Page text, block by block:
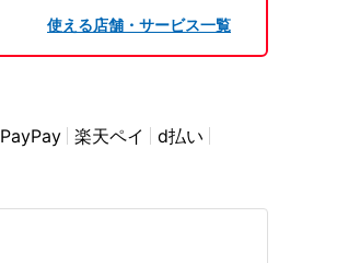
使える店舗・サービス一覧
PayPay 楽天ペイ
d払い